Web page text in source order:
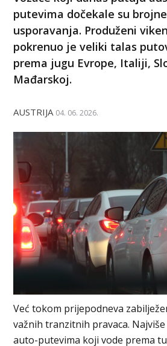
putevima dočekale su
usporavanja. Produženi
pokrenuo je veliki talas
prema jugu Evrope, Italiji,
Mađarskoj.
AUSTRIJA 04. 06. 2026.
Već tokom prijepodneva
važnih tranzitnih pravaca.
auto-putevima koji vode prema